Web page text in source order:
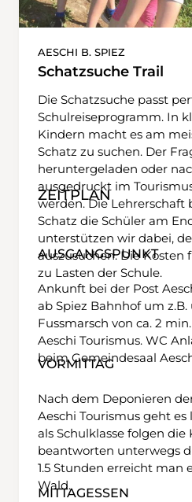
AESCHI B. SPIEZ
Schatzsuche Trail
Die Schatzsuche passt
Schulreiseprogramm. In
Kindern macht es am
Schatz zu suchen. Der
heruntergeladen oder
ausgedruckt im
werden. Die
Schatz die Schüler am
unterstützen wir dabei,
auszusuchen. Die Kosten
zu Lasten der Schule.
ZEITPLAN
AUSGANGSPUNKT
Ankunft bei der Post
ab Spiez Bahnhof um z.B.
Fussmarsch von ca. 2
Aeschi Tourismus. WC
beim Gemeindesaal
VORMITTAG
Nach dem Deponieren
Aeschi Tourismus geht
als Schulklasse folgen
beantworten unterwegs
1.5 Stunden erreicht man
Wald.
MITTAGESSEN